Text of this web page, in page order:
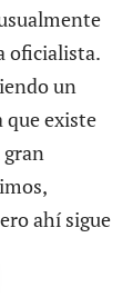
oficialista.
un
que existe
ahí sigue